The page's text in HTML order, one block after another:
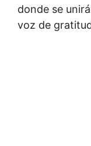
donde se
voz de